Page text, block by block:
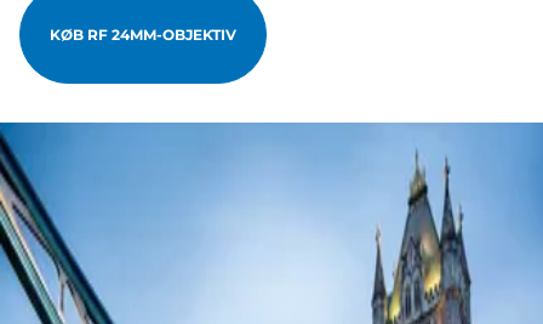
KØB RF 24MM-OBJEKTIV